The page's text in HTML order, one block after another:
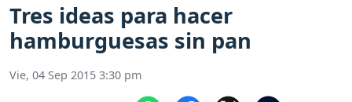
Tres ideas para hacer
hamburguesas sin pan
Vie, 04 Sep 2015 3:30 pm